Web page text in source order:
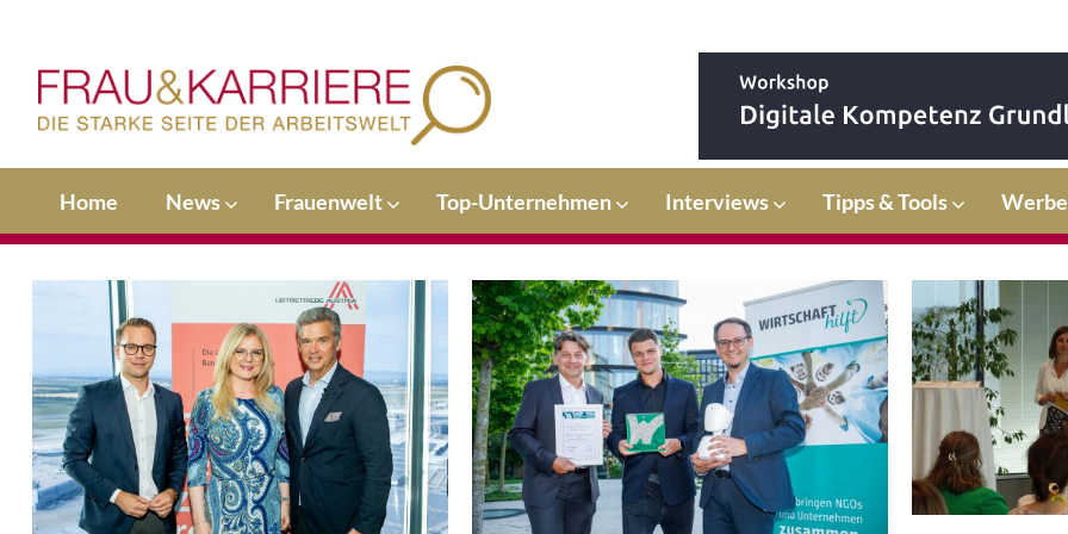
Home News Frauenwelt Top-Unternehmen Interviews Tipps & Tools